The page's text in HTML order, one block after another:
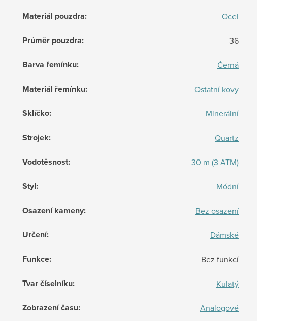
Materiál pouzdra: Ocel
Průměr pouzdra: 36
Barva řemínku: Černá
Materiál řemínku: Ostatní kovy
Sklíčko: Minerální
Strojek: Quartz
Vodotěsnost: 30 m (3 ATM)
Styl: Módní
Osazení kameny: Bez osazení
Určení: Dámské
Funkce: Bez funkcí
Tvar číselníku: Kulatý
Zobrazení času: Analogové